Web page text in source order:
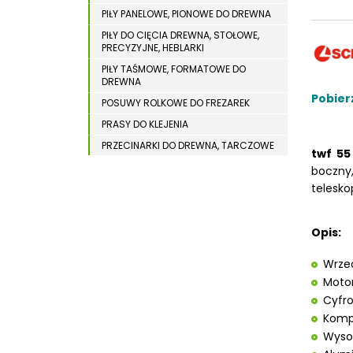
WYPOSAŻENIE DODATKOWE MASZYN DO
DREWNA
WIERTARKI MAGNETYCZNE
WIERTARKO – FREZARKI STOŁOWE
twf 55
Opis:
PIŁY PANELOWE, PIONOWE DO DREWNA
PIŁY DO CIĘCIA DREWNA, STOŁOWE,
PRECYZYJNE, HEBLARKI
PIŁY TAŚMOWE, FORMATOWE DO
DREWNA
POSUWY ROLKOWE DO FREZAREK
PRASY DO KLEJENIA
PRZECINARKI DO DREWNA, TARCZOWE